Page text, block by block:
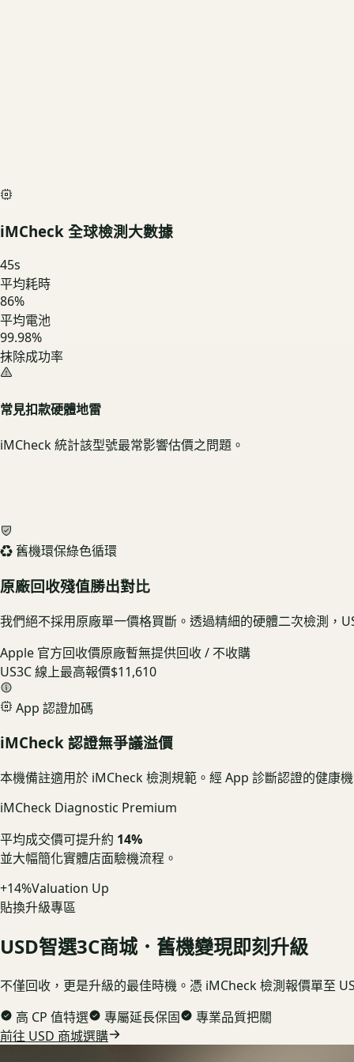
iMCheck 全球檢測大數據
45s
平均耗時
86%
平均電池
99.98%
抹除成功率
常見扣款硬體地雷
iMCheck 統計該型號最常影響估價之問題。
♻️ 舊機環保綠色循環
原廠回收殘值勝出對比
我們絕不採用原廠單一價格買斷。透過精細的硬體二次檢測，
Apple 官方回收價原廠暫無提供回收 / 不收購
US3C 線上最高報價$11,610
App 認證加碼
iMCheck 認證無爭議溢價
本機備註適用於 iMCheck 檢測規範。經 App 診斷認證的健康
iMCheck Diagnostic Premium
平均成交價可提升約 14%
並大幅簡化實體店面驗機流程。
+14%Valuation Up
貼換升級專區
USD智選3C商城．舊機變現即刻升級
不僅回收，更是升級的最佳時機。憑 iMCheck 檢測報價單至
高 CP 值特選
專屬延長保固
專業品質把關
前往 USD 商城選購